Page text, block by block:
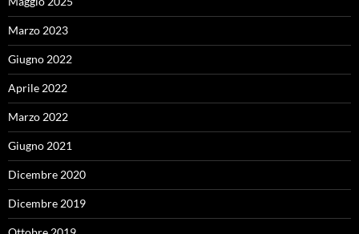
Marzo 2023
Giugno 2022
Aprile 2022
Marzo 2022
Giugno 2021
Dicembre 2020
Dicembre 2019